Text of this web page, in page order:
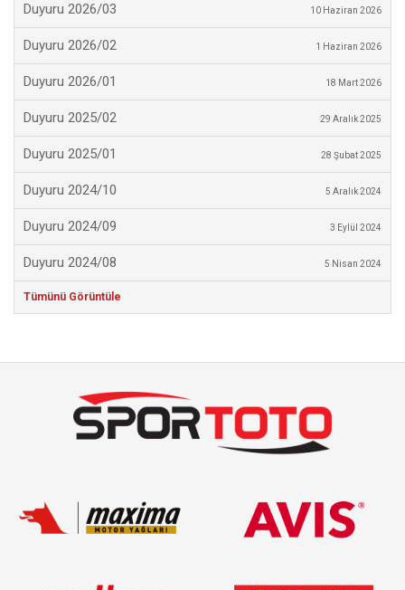
Duyuru 2026/03 10 Haziran 2026
Duyuru 2026/02 1 Haziran 2026
Duyuru 2026/01 18 Mart 2026
Duyuru 2025/02 29 Aralık 2025
Duyuru 2025/01 28 Şubat 2025
Duyuru 2024/10 5 Aralık 2024
Duyuru 2024/09 3 Eylül 2024
Duyuru 2024/08 5 Nisan 2024
Tümünü Görüntüle